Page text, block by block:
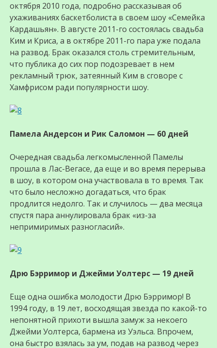
октября 2010 года, подробно рассказывая об
ухаживаниях баскетболиста в своем шоу «Семейка
Кардашьян». В августе 2011-го состоялась свадьба
Ким и Криса, а в октябре 2011-го пара уже подала
на развод. Брак оказался столь стремительным,
что публика до сих пор подозревает в нем
рекламный трюк, затеянный Ким в сговоре с
Хамфрисом ради популярности шоу.
Памела Андерсон и Рик Саломон — 60 дней
Очередная свадьба легкомысленной Памелы
прошла в Лас-Вегасе, да еще и во время перерыва
в шоу, в котором она участвовала в то время. Так
что было несложно догадаться, что брак
продлится недолго. Так и случилось — два месяца
спустя пара аннулировала брак «из-за
непримиримых разногласий».
Дрю Бэрримор и Джейми Уолтерс — 19 дней
Еще одна ошибка молодости Дрю Бэрримор! В
1994 году, в 19 лет, восходящая звезда по какой-то
непонятной прихоти вышла замуж за некоего
Джейми Уолтерса, бармена из Уэльса. Впрочем,
она быстро взялась за ум, подав на развод через